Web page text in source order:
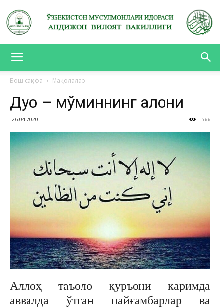
ВИЛОЯТ
ВАКИЛЛИГИ
Бош саҳифа Мақолалар
Дуо – мўминнинг қалқони
26.04.2020 1566
Аллоҳ таъоло қуръони каримда
аввалда ўтган пайғамбарлар ва